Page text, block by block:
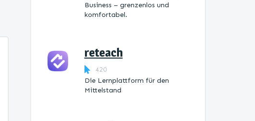
Business – grenzenlos und
komfortabel.
reteach
420
Die Lernplattform ​für den
Mittelstand